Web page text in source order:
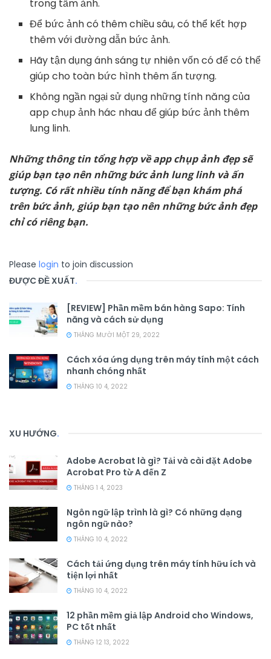
trong tấm ảnh.
Để bức ảnh có thêm chiều sâu, có thể kết hợp
thêm với đường dẫn bức ảnh.
Hãy tận dụng ánh sáng tự nhiên vốn có để có thể
giúp cho toàn bức hình thêm ấn tượng.
Không ngần ngại sử dụng những tính năng của
app chụp ảnh hác nhau để giúp bức ảnh thêm
lung linh.
Những thông tin tổng hợp về app chụp ảnh đẹp sẽ
giúp bạn tạo nên những bức ảnh lung linh và ấn
tượng. Có rất nhiều tính năng để bạn khám phá
trên bức ảnh, giúp bạn tạo nên những bức ảnh đẹp
chỉ có riêng bạn.
Please login to join discussion
ĐƯỢC ĐỀ XUẤT.
[REVIEW] Phần mềm bán hàng Sapo: Tính
năng và cách sử dụng
THÁNG MƯỜI MỘT 29, 2022
Cách xóa ứng dụng trên máy tính một cách
nhanh chóng nhất
THÁNG 10 4, 2022
XU HƯỚNG.
Adobe Acrobat là gì? Tải và cài đặt Adobe
Acrobat Pro từ A đến Z
THÁNG 1 4, 2023
Ngôn ngữ lập trình là gì? Có những dạng
ngôn ngữ nào?
THÁNG 10 4, 2022
Cách tải ứng dụng trên máy tính hữu ích và
tiện lợi nhất
THÁNG 10 4, 2022
12 phần mềm giả lập Android cho Windows,
PC tốt nhất
THÁNG 12 13, 2022